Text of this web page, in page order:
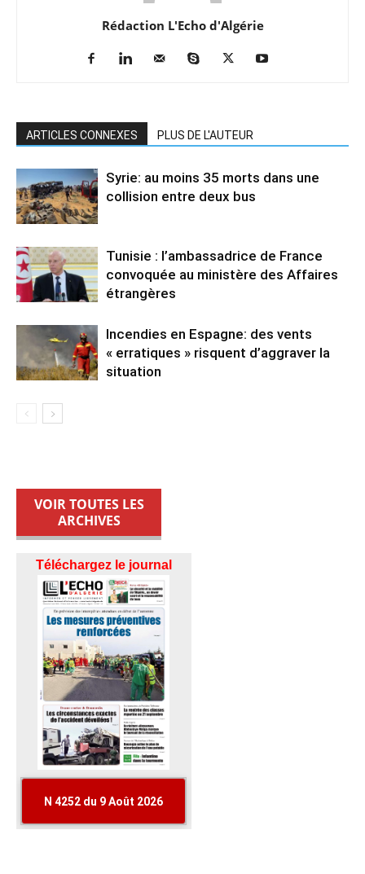
Rédaction L'Echo d'Algérie
ARTICLES CONNEXES PLUS DE L'AUTEUR
Syrie: au moins 35 morts dans une
collision entre deux bus
Tunisie : l’ambassadrice de France
convoquée au ministère des Affaires
étrangères
Incendies en Espagne: des vents
« erratiques » risquent d’aggraver la
situation
VOIR TOUTES LES
ARCHIVES